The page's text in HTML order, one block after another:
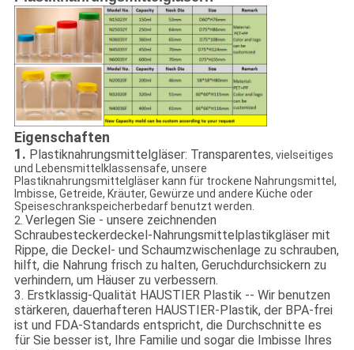
Eigenschaften
1. Plastiknahrungsmittelgläser: Transparentes, vielseitiges
und Lebensmittelklassensafe, unsere
Plastiknahrungsmittelgläser kann für trockene Nahrungsmittel,
Imbisse, Getreide, Kräuter, Gewürze und andere Küche oder
Speiseschrankspeicherbedarf benutzt werden.
2. Verlegen Sie - unsere zeichnenden
Schraubesteckerdeckel-Nahrungsmittelplastikgläser mit
Rippe, die Deckel- und Schaumzwischenlage zu schrauben,
hilft, die Nahrung frisch zu halten, Geruchdurchsickern zu
verhindern, um Häuser zu verbessern.
3. Erstklassig-Qualität HAUSTIER Plastik -- Wir benutzen
stärkeren, dauerhafteren HAUSTIER-Plastik, der BPA-frei
ist und FDA-Standards entspricht, die Durchschnitte es
für Sie besser ist, Ihre Familie und sogar die Imbisse Ihres